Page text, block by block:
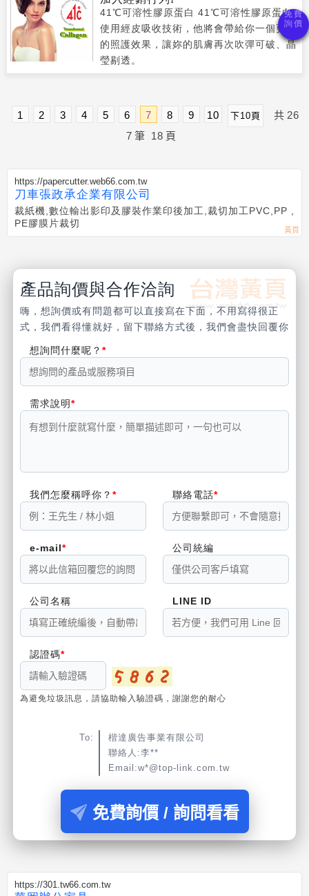
41℃可溶性膠原蛋白 41℃可溶性膠原蛋白
使用經皮吸收技術，他將會帶給你一個更好
的照護效果，讓妳的肌膚再次吹彈可破、晶
瑩剔透。
1 2 3 4 5 6 7 8 9 10 下10頁 共 26
7 筆 18 頁
https://papercutter.web66.com.tw
刀車張政承企業有限公司
裁紙機,數位輸出影印及膠裝作業印後加工,裁切加工PVC,PP ,
PE膠膜片裁切
產品詢價與合作洽詢
嗨，想詢價或有問題都可以直接寫在下面，不用寫得很正
式，我們看得懂就好，留下聯絡方式後，我們會盡快回覆你
想詢問什麼呢？
需求說明
我們怎麼稱呼你？ 聯絡電話
e-mail 公司統編
公司名稱 LINE ID
認證碼
為避免垃圾訊息，請協助輸入驗證碼，謝謝您的耐心
To:
楷達廣告事業有限公司
聯絡人:李**
Email:w*@top-link.com.tw
免費詢價 / 詢問看看
https://301.tw66.com.tw